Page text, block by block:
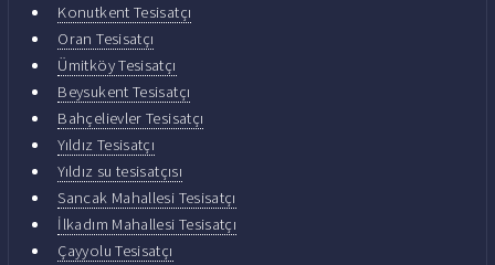
Konutkent Tesisatçı
Oran Tesisatçı
Ümitköy Tesisatçı
Beysukent Tesisatçı
Bahçelievler Tesisatçı
Yıldız Tesisatçı
Yıldız su tesisatçısı
Sancak Mahallesi Tesisatçı
İlkadım Mahallesi Tesisatçı
Çayyolu Tesisatçı